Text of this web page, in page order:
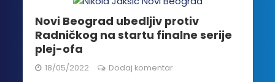
Novi Beograd ubedljiv protiv
Radničkog na startu finalne serije
plej-ofa
18/05/2022 Dodaj komentar